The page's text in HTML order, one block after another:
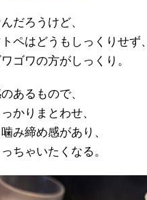
だろうけど、
ペはどうもしっくりせず、
ゴワの方がしっくり。
あるもので、
かりまとわせ、
み締め感があり、
ちゃいたくなる。